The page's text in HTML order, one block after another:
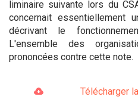
liminaire suivante lors du
concernait essentiellement
décrivant le
L'ensemble des
prononcées contre cette note.
Télécharger